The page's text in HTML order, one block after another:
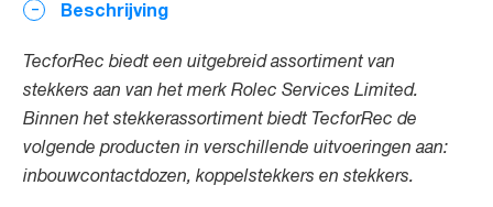
Beschrijving
TecforRec biedt een uitgebreid assortiment van
stekkers aan van het merk Rolec Services Limited.
Binnen het stekkerassortiment biedt TecforRec de
volgende producten in verschillende uitvoeringen aan:
inbouwcontactdozen, koppelstekkers en stekkers.